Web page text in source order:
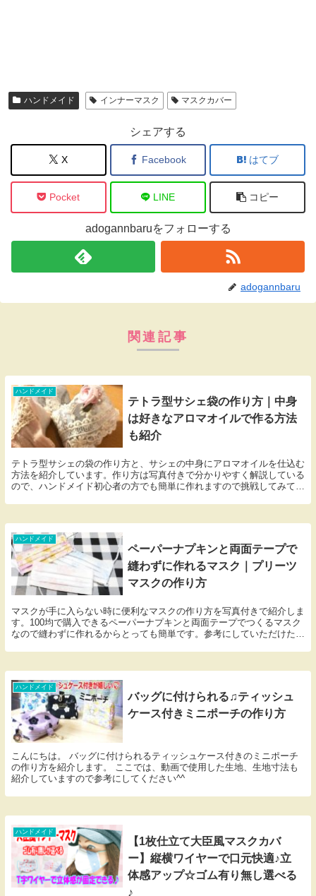
ハンドメイド インナーマスク マスクカバー
シェアする
X Facebook はてブ
Pocket LINE コピー
adogannbaruをフォローする
adogannbaru
関連記事
ハンドメイド
テトラ型サシェ袋の作り方｜中身
は好きなアロマオイルで作る方法
も紹介
テトラ型サシェの袋の作り方と、サシェの中身にアロマオイルを仕込む
方法を紹介しています。作り方は写真付きで分かりやすく解説している
ので、ハンドメイド初心者の方でも簡単に作れますので挑戦してみて下
ハンドメイド
ペーパーナプキンと両面テープで
縫わずに作れるマスク｜プリーツ
マスクの作り方
マスクが手に入らない時に便利なマスクの作り方を写真付きで紹介しま
す。100均で購入できるペーパーナプキンと両面テープでつくるマスク
なので縫わずに作れるからとっても簡単です。参考にしていただけたら
ハンドメイド
バッグに付けられる♫ティッシュ
ケース付きミニポーチの作り方
こんにちは。 バッグに付けられるティッシュケース付きのミニポーチ
の作り方を紹介します。 ここでは、動画で使用した生地、生地寸法も
紹介していますので参考にしてください^^
ハンドメイド
【1枚仕立て大臣風マスクカバ
ー】縦横ワイヤーで口元快適♪立
体感アップ☆ゴム有り無し選べる
♪